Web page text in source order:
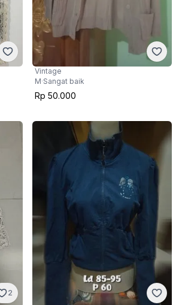
Vintage
M·Sangat baik
Rp 50.000
2